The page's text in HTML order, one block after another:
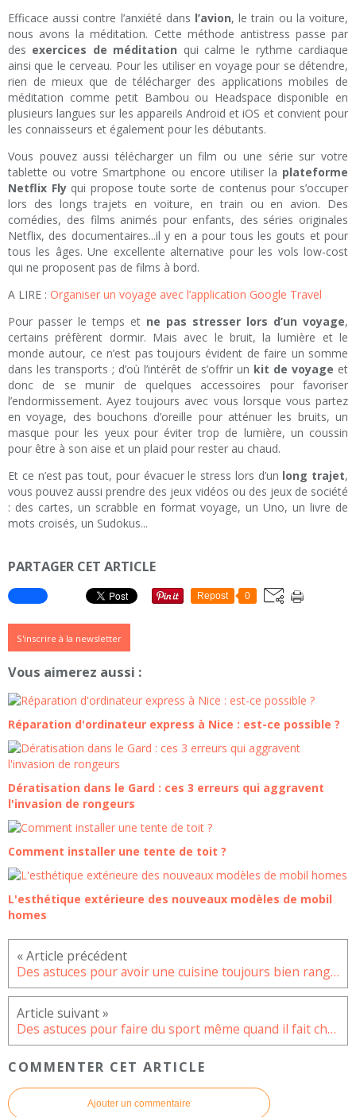
Efficace aussi contre l’anxiété dans l’avion, le train ou la voiture,
nous avons la méditation. Cette méthode antistress passe par
des exercices de méditation qui calme le rythme cardiaque
ainsi que le cerveau. Pour les utiliser en voyage pour se détendre,
rien de mieux que de télécharger des applications mobiles de
méditation comme petit Bambou ou Headspace disponible en
plusieurs langues sur les appareils Android et iOS et convient pour
les connaisseurs et également pour les débutants.
Vous pouvez aussi télécharger un film ou une série sur votre
tablette ou votre Smartphone ou encore utiliser la plateforme
Netflix Flyqui propose toute sorte de contenus pour s’occuper
lors des longs trajets en voiture, en train ou en avion. Des
comédies, des films animés pour enfants, des séries originales
Netflix, des documentaires...il y en a pour tous les gouts et pour
tous les âges. Une excellente alternative pour les vols low-cost
qui ne proposent pas de films à bord.
A LIRE : Organiser un voyage avec l’application Google Travel
Pour passer le temps et ne pas stresser lors d’un voyage,
certains préfèrent dormir. Mais avec le bruit, la lumière et le
monde autour, ce n’est pas toujours évident de faire un somme
dans les transports ; d’où l’intérêt de s’offrir un kit de voyage et
donc de se munir de quelques accessoires pour favoriser
l’endormissement. Ayez toujours avec vous lorsque vous partez
en voyage, des bouchons d’oreille pour atténuer les bruits, un
masque pour les yeux pour éviter trop de lumière, un coussin
pour être à son aise et un plaid pour rester au chaud.
Et ce n’est pas tout, pour évacuer le stress lors d’un long trajet,
vous pouvez aussi prendre des jeux vidéos ou des jeux de société
: des cartes, un scrabble en format voyage, un Uno, un livre de
mots croisés, un Sudokus...
PARTAGER CET ARTICLE
Repost 0
S'inscrire à la newsletter
Vous aimerez aussi :
Réparation d'ordinateur express à Nice : est-ce possible ?
Dératisation dans le Gard : ces 3 erreurs qui aggravent
l'invasion de rongeurs
Comment installer une tente de toit ?
L'esthétique extérieure des nouveaux modèles de mobil
homes
Des astuces pour avoir une cuisine toujours bien rangée
Des astuces pour faire du sport même quand il fait chaud
COMMENTER CET ARTICLE
Ajouter un commentaire